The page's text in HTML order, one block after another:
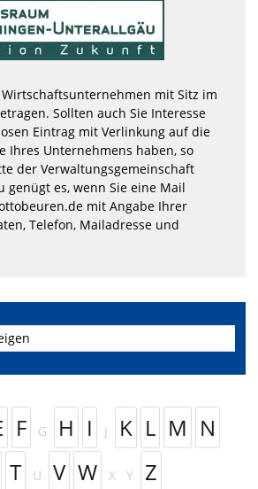
mit Sitz im
Sollten auch Sie Interesse
Eintrag mit Verlinkung auf die
Ihres Unternehmens haben, so
der Verwaltungsgemeinschaft
genügt es, wenn Sie eine Mail
mit Angabe Ihrer
Telefon, Mailadresse und
F G H I J K L M N
T U V W X Y
Z